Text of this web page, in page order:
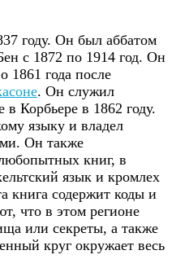
году. Он был аббатом
с 1872 по 1914 год. Он
1861 года после
. Он служил
Корбьере в 1862 году.
языку и владел
Он также
книг, в
язык и кромлех
книга содержит коды и
что в этом регионе
или секреты, а также
круг окружает весь